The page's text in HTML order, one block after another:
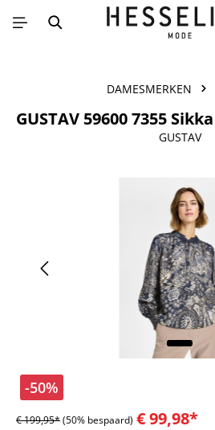
Ga naar de hoofdinhoud
DAMESMERKEN
GUSTAV 59600 7355
GUSTAV
-50%
€ 199,95*(50% bespaard) € 99,98*